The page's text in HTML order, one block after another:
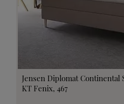
Jensen Diplomat Continental
KT Fenix, 467